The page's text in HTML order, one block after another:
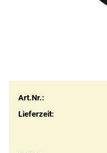
Art.Nr.:
Lieferzeit: